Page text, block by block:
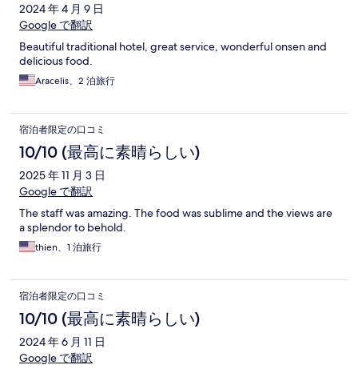
2024 年 4 月 9 日
Google で翻訳
Beautiful traditional hotel, great service, wonderful onsen and
delicious food.
Aracelis、2 泊旅行
宿泊者限定の口コミ
10/10 (最高に素晴らしい)
2025 年 11 月 3 日
Google で翻訳
The staff was amazing. The food was sublime and the views are
a splendor to behold.
thien、1 泊旅行
宿泊者限定の口コミ
10/10 (最高に素晴らしい)
2024 年 6 月 11 日
Google で翻訳